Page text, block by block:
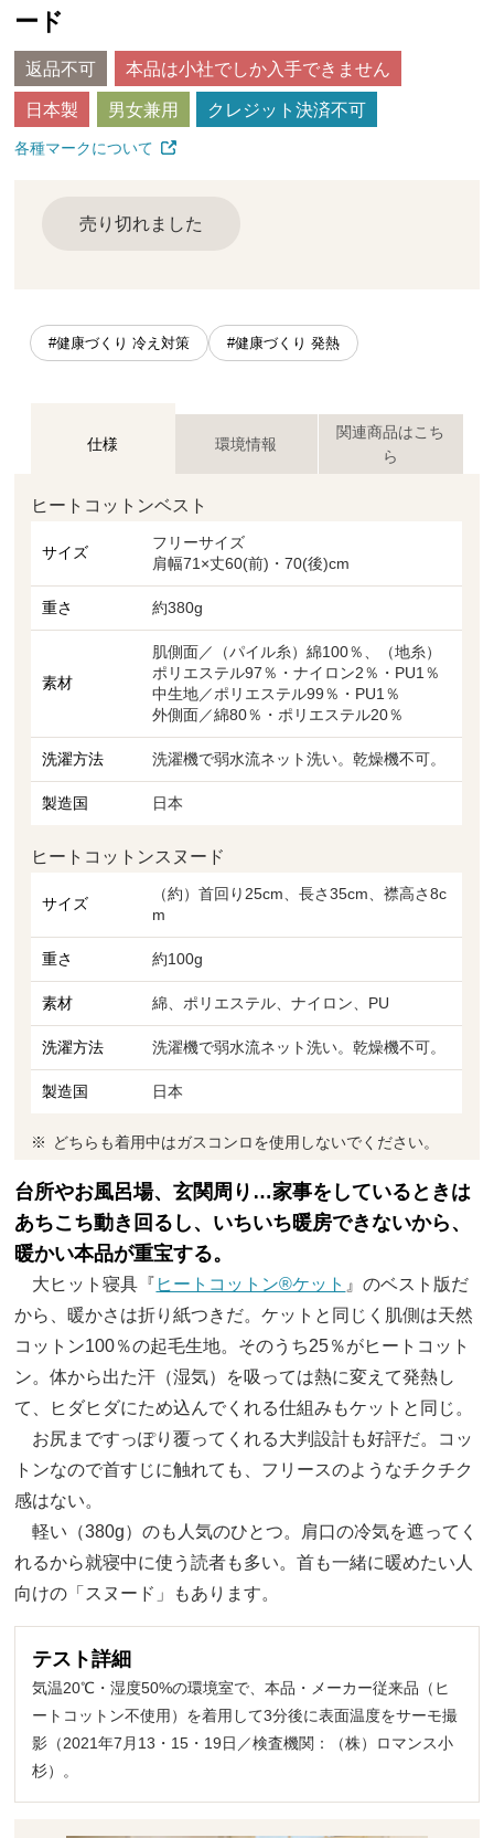
ード
返品不可 本品は小社でしか入手できません
日本製 男女兼用 クレジット決済不可
各種マークについて
売り切れました
#健康づくり 冷え対策 #健康づくり 発熱
仕様 環境情報
関連商品はこち
ら
ヒートコットンベスト
サイズ
フリーサイズ
肩幅71×丈60(前)・70(後)cm
重さ 約380g
素材
肌側面／（パイル糸）綿100％、（地糸）
ポリエステル97％・ナイロン2％・PU1％
中生地／ポリエステル99％・PU1％
外側面／綿80％・ポリエステル20％
洗濯方法 洗濯機で弱水流ネット洗い。乾燥機不可。
製造国 日本
ヒートコットンスヌード
サイズ
（約）首回り25cm、長さ35cm、襟高さ8c
m
重さ 約100g
素材 綿、ポリエステル、ナイロン、PU
洗濯方法 洗濯機で弱水流ネット洗い。乾燥機不可。
製造国 日本
どちらも着用中はガスコンロを使用しないでください。
台所やお風呂場、玄関周り…家事をしているときは
あちこち動き回るし、いちいち暖房できないから、
暖かい本品が重宝する。
大ヒット寝具『 ヒートコットン®ケット 』のベスト版だ
から、暖かさは折り紙つきだ。ケットと同じく肌側は天然
コットン100％の起毛生地。そのうち25％がヒートコット
ン。体から出た汗（湿気）を吸っては熱に変えて発熱し
て、ヒダヒダにため込んでくれる仕組みもケットと同じ。
お尻まですっぽり覆ってくれる大判設計も好評だ。コッ
トンなので首すじに触れても、フリースのようなチクチク
感はない。
軽い（380g）のも人気のひとつ。肩口の冷気を遮ってく
れるから就寝中に使う読者も多い。首も一緒に暖めたい人
向けの「スヌード」もあります。
テスト詳細
気温20℃・湿度50%の環境室で、本品・メーカー従来品（ヒ
ートコットン不使用）を着用して3分後に表面温度をサーモ撮
影（2021年7月13・15・19日／検査機関：（株）ロマンス小
杉）。